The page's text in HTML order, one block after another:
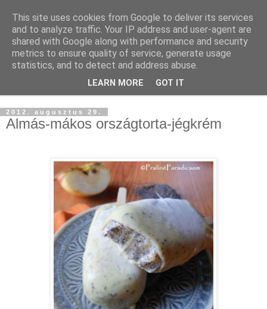
2012. augusztus 29.
Almás-mákos országtorta-jégkrém
This site uses cookies from Google to deliver its services
and to analyze traffic. Your IP address and user-agent are
shared with Google along with performance and security
metrics to ensure quality of service, generate usage
statistics, and to detect and address abuse.
LEARN MORE GOT IT